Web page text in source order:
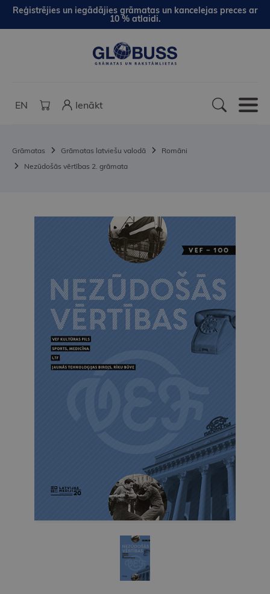
Reģistrējies un iegādājies grāmatas un kancelejas preces ar
10 % atlaidi.
EN Ienākt
Grāmatas Grāmatas latviešu valodā
Romāni
Nezūdošās vērtības 2. grāmata